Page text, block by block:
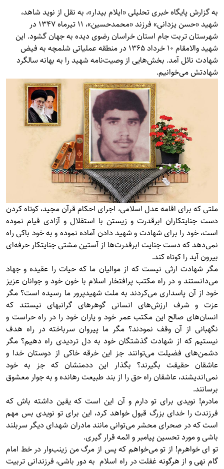
به گزارش پایگاه خبری تحلیلی «ایلام بیدار»، به نقل از نوید شاهد،
شهید «حسن یزدانی» فرزند «محمدحسین»، 11 تیرماه 1347 در
شهرستان تربت جام استان خراسان رضوی دیده به جهان گشود. این
شهید والامقام 10 خرداد 1365 در منطقه عملیاتی شلمچه به فیض
شهادت نائل آمد. بخش‌هایی از وصیت‌نامه شهید را به بهانه سالگرد
شهادتش می‌خوانیم.
ملتی كه برای اقامه عدل اسلامی، اجرای احكام قرآن مجيد، كوتاه كردن
دست جنايتكاران ابرقدرت و زيستن با استقلال و آزادی قيام نموده
است، خود را برای شهادت و شهيد دادن آماده نموده و به خود باكی راه
نمی‌دهد كه دست جنايت ابرقدرت‌ها از آستين مشتی جنايتكار حرفه‌ای
بيرون آيد را کوتاه کند.
مگر شهادت ارثی نيست كه از مواليان ما كه حيات را عقيده و جهاد
می‌دانستند و در راه مكتب پرافتخار اسلام با خون خود و جوانان عزيز
خود از آن پاسداری می‌كردند به ملت شهيدپرور ما رسيده است؟ مگر
عزت و شرف ارزش‌های انسانی گوهرهای گرانبهای نيستند كه
انسان‌های صالح اين مكتب عمر خود و ياران خود را در راه حراست و
نگهبانی از آن وقف نمودند؟ مگر ما پيروان سرباخته در راه هدف
نيستيم كه از شهادت گذشتگان خود به دل ترديدی راه دهيم؟ مگر
دشمن‌های فضيلت می‌توانند جز اين خرقه خاكی از دوستان خدا و
عاشقان حقيقت بگيرند؟ بگذار اين ددمنشان كه جز به خود
نمی‌انديشند، عاشقان راه حق را از بند طبيعت رهانده و به جوار معشوق
برسانند.
مادرم! نويدی برای تو دارم و آن اين است كه يقين داشته باش كه
فرزندت را خدای بزرگ قبول خواهد كرد، اين برای تو نويدی بس مهم
است كه در صحرای محشر می‌توانی مانند مادران شهدای دیگر سربلند
باشی و مورد تحسين پيامبر و ائمه قرار گيری.
تو ای خواهرم! از تو می‌خواهم كه پس از مرگ من زينب‌وار در خط امام
گام نهی و از هرگونه غفلت در راه اسلام به دور باشى، فرزندانی تربيت